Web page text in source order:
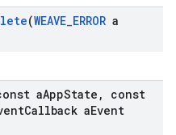
(WEAVE_ERROR a
aAppState ,
const
Callback aEvent